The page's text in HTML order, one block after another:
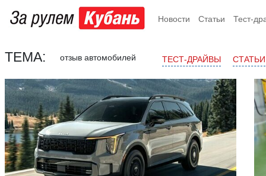
Новости Статьи Тест-
ТЕМА: отзыв автомобилей ТЕСТ-ДРАЙВЫ СТАТЬИ